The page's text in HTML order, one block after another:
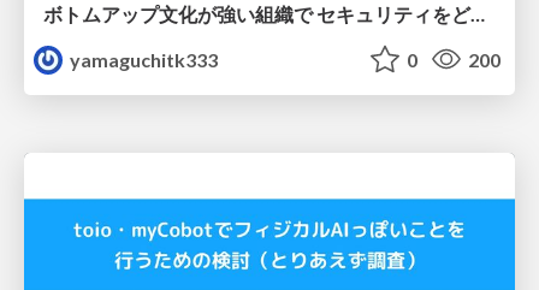
ボトムアップ文化が強い組織で セキュリティをどう根付かせていくかの現在進行形の話 / Making Security Stick in a Bottom-Up Organization
yamaguchitk333
0 200